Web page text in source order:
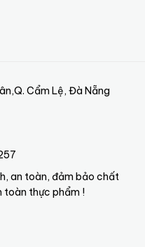
Cẩm Lệ, Đà Nẵng
an toàn, đảm bảo chất
toàn thực phẩm !